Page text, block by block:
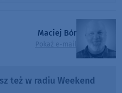
Maciej Bór
Pokaż e-mail
też w radiu Weekend